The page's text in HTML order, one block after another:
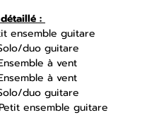
:
ensemble guitare
duo guitare
à vent
à vent
duo guitare
ensemble guitare